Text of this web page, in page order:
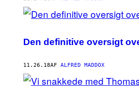
Den definitive oversigt
11.26.18AF ALFRED MADDOX